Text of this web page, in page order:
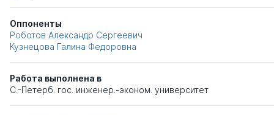
Оппоненты
Роботов Александр Сергеевич
Кузнецова Галина Федоровна
Работа выполнена в
С.-Петерб. гос. инженер.-эконом. университет